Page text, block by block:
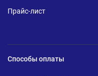
Прайс-лист
Способы оплаты